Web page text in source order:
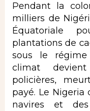
​Pendant la
milliers de
Équatoriale
plantations de
sous le
climat
policières,
payé. Le
navires et